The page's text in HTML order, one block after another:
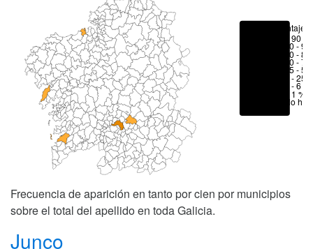
Porcentajes
> 90 %
80 -
70 -
50 -
25 -
6 - 25
1 - 6 %
< 1 %
No hay
Frecuencia de aparición en tanto por cien por municipios
sobre el total del apellido en toda Galicia.
Junco